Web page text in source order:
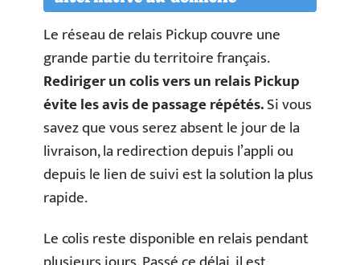
Le réseau de relais Pickup couvre une
grande partie du territoire français.
Rediriger un colis vers un relais Pickup
évite les avis de passage répétés.Si vous
savez que vous serez absent le jour de la
livraison, la redirection depuis l’appli ou
depuis le lien de suivi est la solution la plus
rapide.
Le colis reste disponible en relais pendant